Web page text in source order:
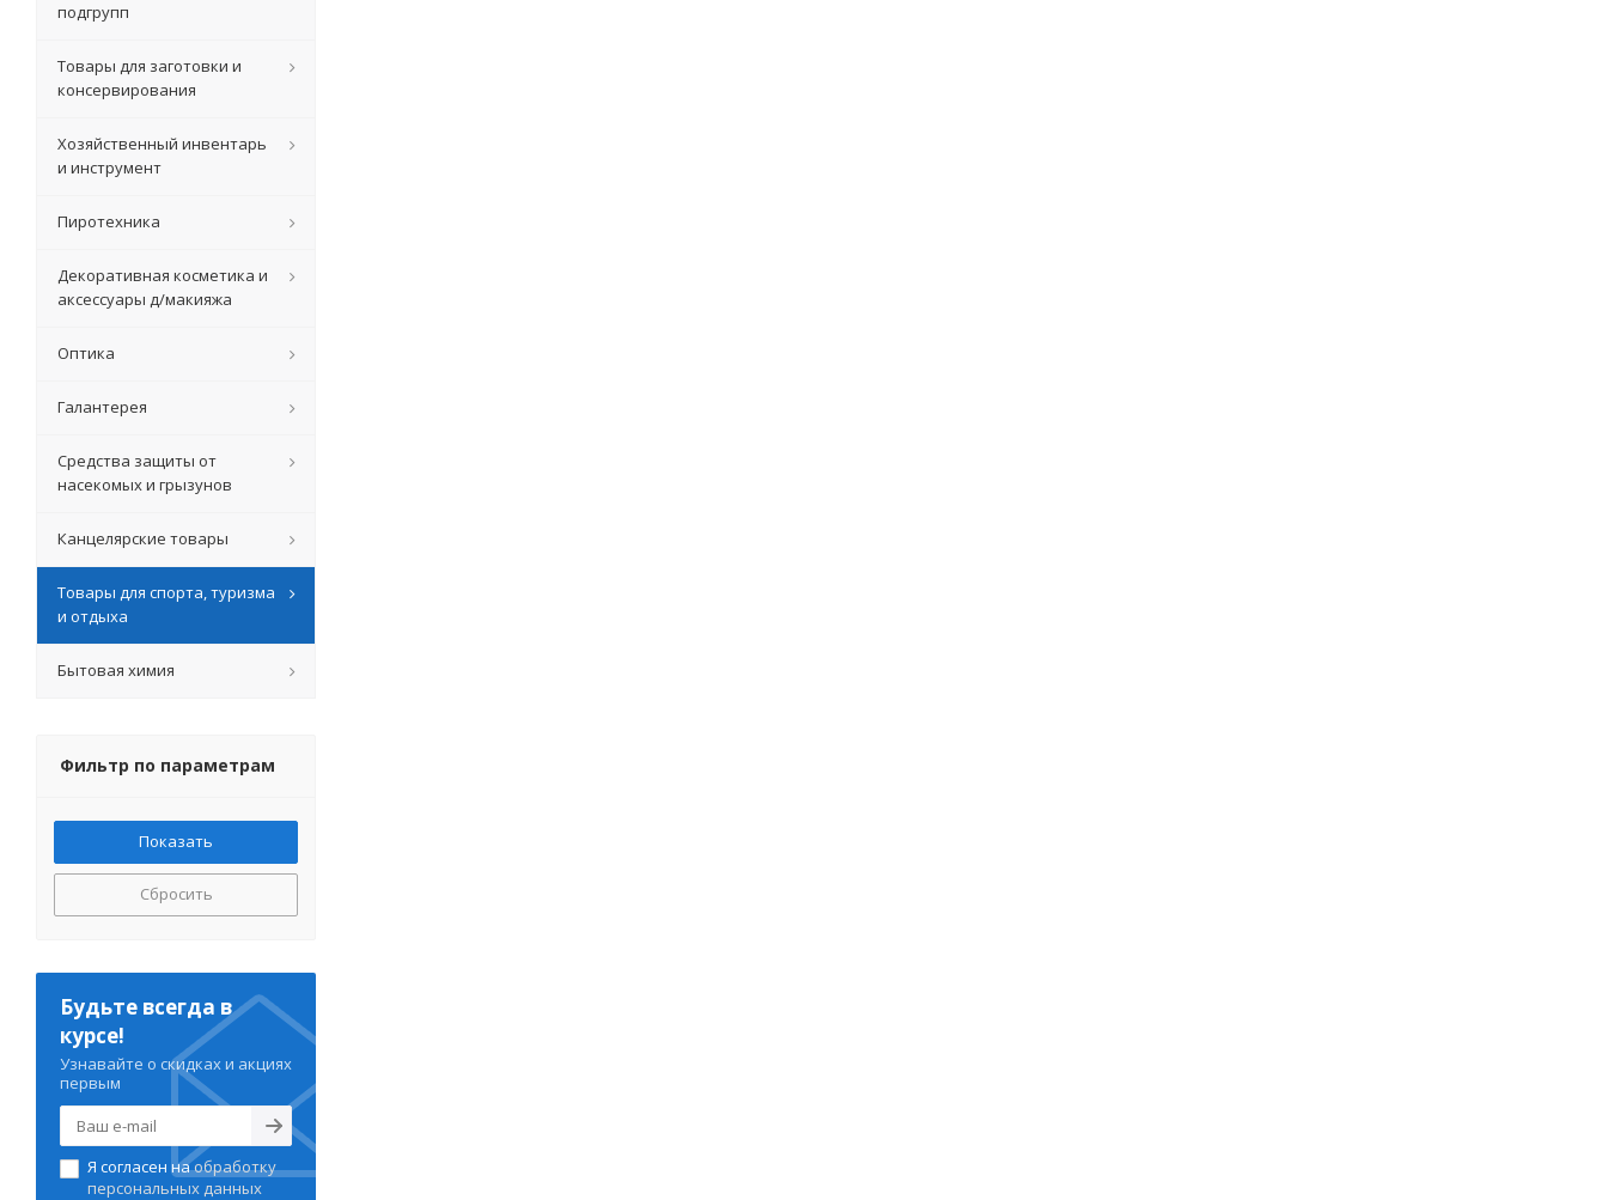
подгрупп
Товары для заготовки и
консервирования
Хозяйственный инвентарь
и инструмент
Пиротехника
Декоративная косметика и
аксессуары д/макияжа
Оптика
Галантерея
Средства защиты от
насекомых и грызунов
Канцелярские товары
Товары для спорта, туризма
и отдыха
Бытовая химия
Фильтр по параметрам
Сбросить
Будьте всегда в
курсе!
Узнавайте о скидках и акциях
первым
Я согласен наобработку
персональных данных